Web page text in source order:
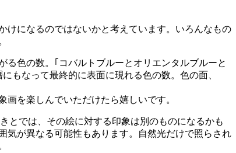
けになるのではないかと考えています。いろんなもの
色の数。｢コバルトブルーとオリエンタルブルーと
もなって最終的に表面に現れる色の数。色の面、
を楽しんでいただけたら嬉しいです。
とでは、その絵に対する印象は別のものになるかも
気が異なる可能性もあります。自然光だけで照らされ